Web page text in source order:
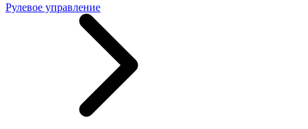
Рулевое управление